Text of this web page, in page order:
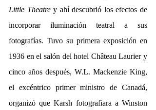
Little Theatre y ahí descubrió los efectos de
incorporar iluminación teatral a sus
fotografías. Tuvo su primera exposición en
1936 en el salón del hotel Château Laurier y
cinco años después, W.L. Mackenzie King,
el excéntrico primer ministro de Canadá,
organizó que Karsh fotografiara a Winston